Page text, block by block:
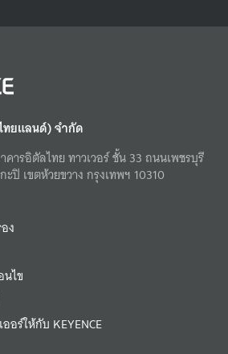
ทยแลนด์) จำกัด
คารอิตัลไทย ทาวเวอร์ ชั้น 33 ถนนเพชรบุรี
ปิ เขตห้วยขวาง กรุงเทพฯ 10310
ง
ไข
อร์ให้กับ KEYENCE